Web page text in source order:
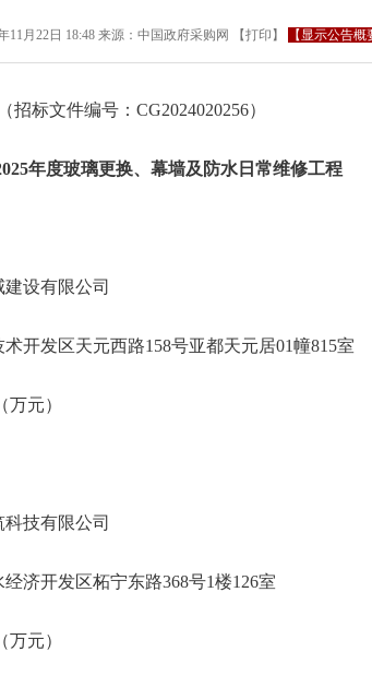
11月22日 18:48来源： 中国政府采购网 【打印 】 【显示公告概
（招标文件编号：CG2024020256）
年度玻璃更换、幕墙及防水日常维修工程
设有限公司
开发区天元西路158号亚都天元居01幢815室
元）
技有限公司
济开发区柘宁东路368号1楼126室
元）